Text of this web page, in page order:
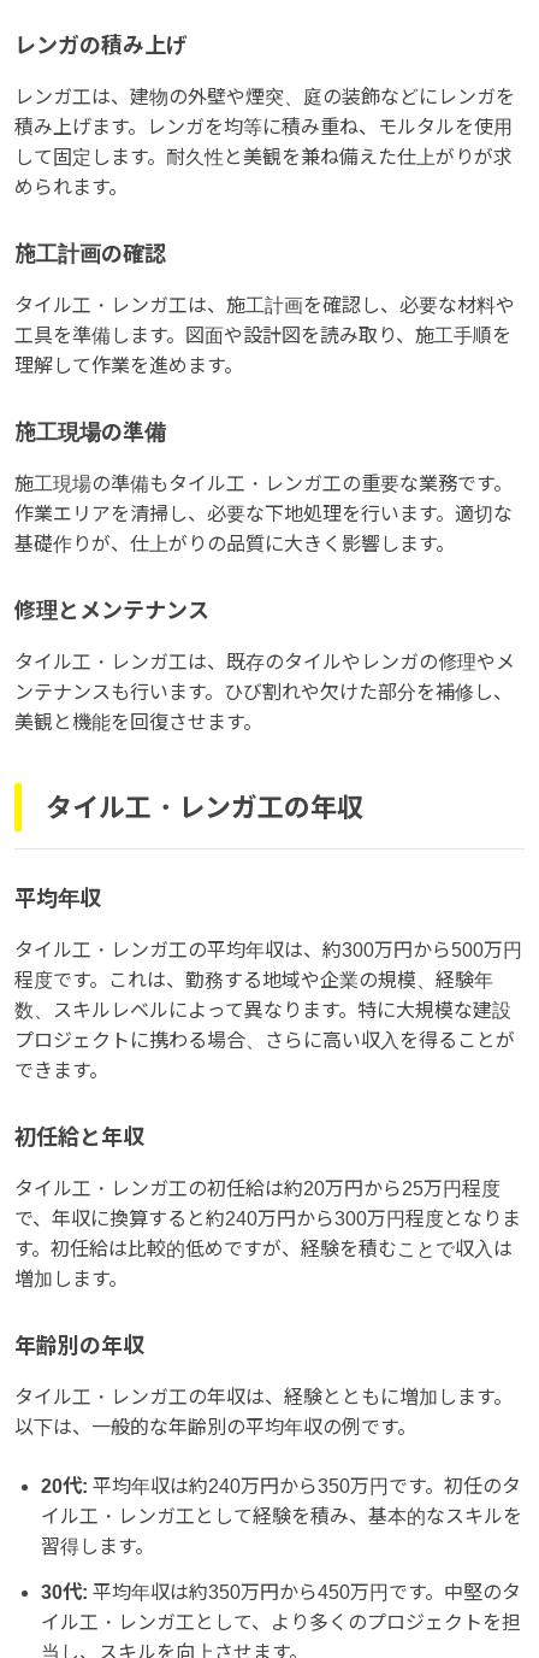
レンガの積み上げ
レンガ工は、建物の外壁や煙突、庭の装飾などにレンガを
積み上げます。レンガを均等に積み重ね、モルタルを使用
して固定します。耐久性と美観を兼ね備えた仕上がりが求
められます。
施工計画の確認
タイル工・レンガ工は、施工計画を確認し、必要な材料や
工具を準備します。図面や設計図を読み取り、施工手順を
理解して作業を進めます。
施工現場の準備
施工現場の準備もタイル工・レンガ工の重要な業務です。
作業エリアを清掃し、必要な下地処理を行います。適切な
基礎作りが、仕上がりの品質に大きく影響します。
修理とメンテナンス
タイル工・レンガ工は、既存のタイルやレンガの修理やメ
ンテナンスも行います。ひび割れや欠けた部分を補修し、
美観と機能を回復させます。
タイル工・レンガ工の年収
平均年収
タイル工・レンガ工の平均年収は、約300万円から500万円
程度です。これは、勤務する地域や企業の規模、経験年
数、スキルレベルによって異なります。特に大規模な建設
プロジェクトに携わる場合、さらに高い収入を得ることが
できます。
初任給と年収
タイル工・レンガ工の初任給は約20万円から25万円程度
で、年収に換算すると約240万円から300万円程度となりま
す。初任給は比較的低めですが、経験を積むことで収入は
増加します。
年齢別の年収
タイル工・レンガ工の年収は、経験とともに増加します。
以下は、一般的な年齢別の平均年収の例です。
20代: 平均年収は約240万円から350万円です。初任のタ
イル工・レンガ工として経験を積み、基本的なスキルを
習得します。
30代: 平均年収は約350万円から450万円です。中堅のタ
イル工・レンガ工として、より多くのプロジェクトを担
当し、スキルを向上させます。